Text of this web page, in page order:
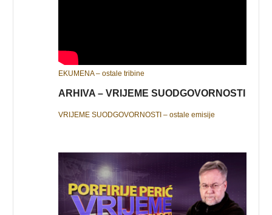
EKUMENA – ostale tribine
ARHIVA – VRIJEME SUODGOVORNOSTI
VRIJEME SUODGOVORNOSTI – ostale emisije